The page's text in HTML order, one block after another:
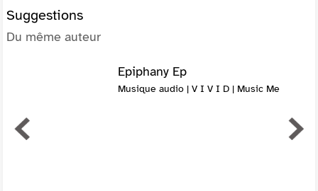
Suggestions
Du même auteur
Epiphany Ep
Musique audio | V I V I D | Music Me